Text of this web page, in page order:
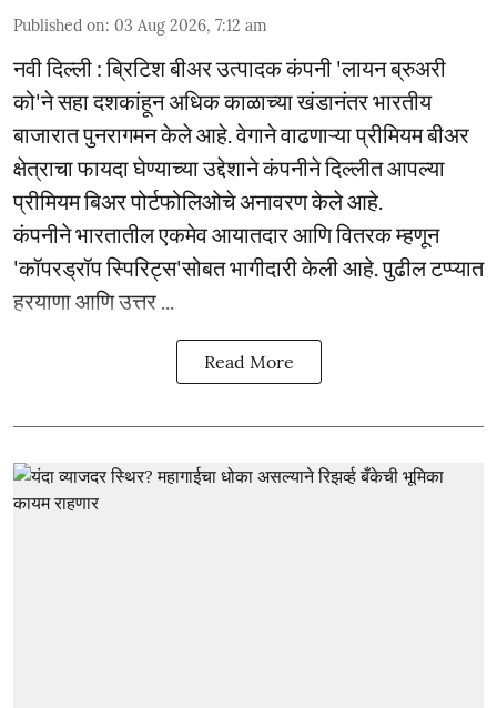
Published on: 03 Aug 2026, 7:12 am
नवी दिल्ली : ब्रिटिश बीअर उत्पादक कंपनी 'लायन ब्रुअरी
को'ने सहा दशकांहून अधिक काळाच्या खंडानंतर भारतीय
बाजारात पुनरागमन केले आहे. वेगाने वाढणाऱ्या प्रीमियम बीअर
क्षेत्राचा फायदा घेण्याच्या उद्देशाने कंपनीने दिल्लीत आपल्या
प्रीमियम बिअर पोर्टफोलिओचे अनावरण केले आहे.
कंपनीने भारतातील एकमेव आयातदार आणि वितरक म्हणून
'कॉपरड्रॉप स्पिरिट्स'सोबत भागीदारी केली आहे. पुढील टप्प्यात
हरयाणा आणि उत्तर ...
Read More